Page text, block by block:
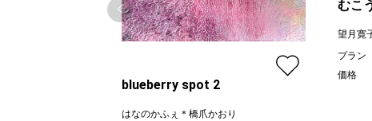
blueberry spot 2
はなのかふぇ＊橋爪かおり
むこ
望月寛
プラン
価格